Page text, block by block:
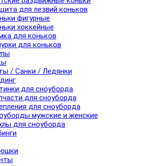
для лезвий коньков
фигурные
хоккейные
для коньков
для коньков
/ Санки / Ледянки
для сноуборда
для сноуборда
для сноуборда
мужские и женские
для сноуборда